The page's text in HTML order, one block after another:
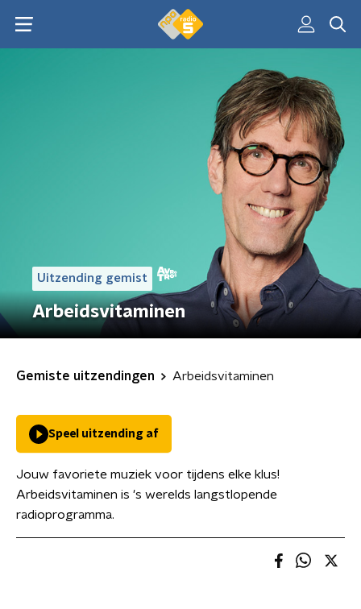
Uitzending gemist
Arbeidsvitaminen
Gemiste uitzendingen Arbeidsvitaminen
Speel uitzending af
Jouw favoriete muziek voor tijdens elke klus!
Arbeidsvitaminen is 's werelds langstlopende
radioprogramma.